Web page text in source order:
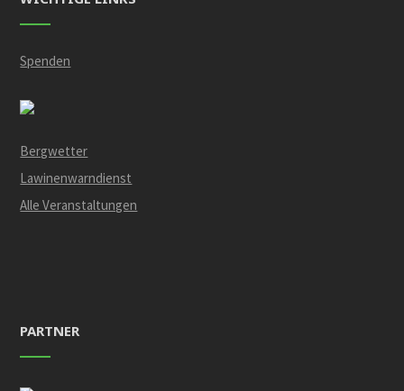
Spenden
Bergwetter
Lawinenwarndienst
Alle Veranstaltungen
PARTNER